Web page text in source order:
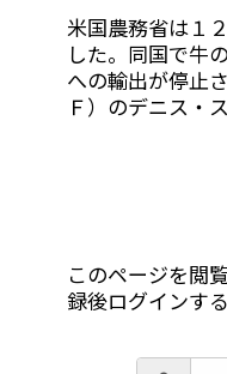
米国農務省は１
した。同国で牛
への輸出が停止
Ｆ）のデニス・
このページを閲
録後ログインす